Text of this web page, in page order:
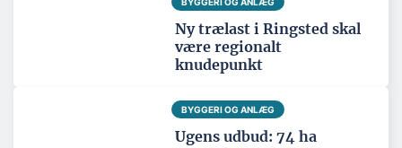
Ny trælast i Ringsted skal
være regionalt
knudepunkt
BYGGERI OG ANLÆG
Ugens udbud: 74 ha